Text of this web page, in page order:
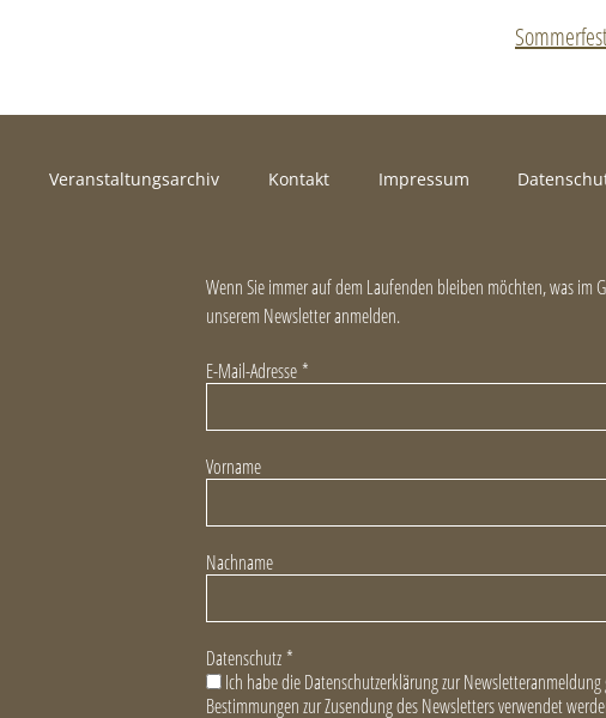
Veranstaltungsarchiv Kontakt Impressum
Wenn Sie immer auf dem Laufenden bleiben möchten, was im
unserem Newsletter anmelden.
E-Mail-Adresse *
Vorname
Nachname
Datenschutz *
Ich habe die Datenschutzerklärung zur
Bestimmungen zur Zusendung des Newsletters verwendet